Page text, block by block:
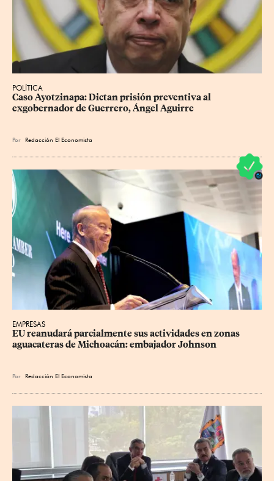
POLÍTICA
Caso Ayotzinapa: Dictan prisión preventiva al
exgobernador de Guerrero, Ángel Aguirre
Por Redacción El Economista
EMPRESAS
EU reanudará parcialmente sus actividades en zonas
aguacateras de Michoacán: embajador Johnson
Por Redacción El Economista